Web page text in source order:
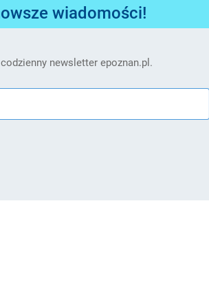
wiadomości!
newsletter epoznan.pl.